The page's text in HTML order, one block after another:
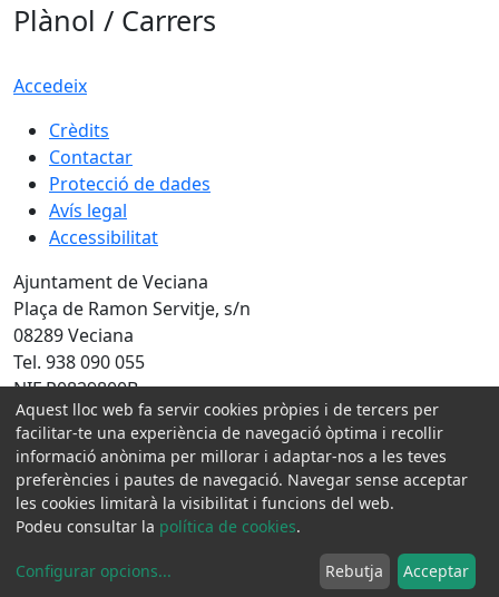
Plànol / Carrers
Accedeix
Crèdits
Contactar
Protecció de dades
Avís legal
Accessibilitat
Ajuntament de Veciana
Plaça de Ramon Servitje, s/n
08289 Veciana
Tel. 938 090 055
NIF P0829800B
Amb la col·laboració de:
Aquest lloc web fa servir cookies pròpies i de tercers per
facilitar-te una experiència de navegació òptima i recollir
informació anònima per millorar i adaptar-nos a les teves
preferències i pautes de navegació. Navegar sense acceptar
les cookies limitarà la visibilitat i funcions del web.
Podeu consultar la política de cookies.
Configurar opcions... Rebutja Acceptar